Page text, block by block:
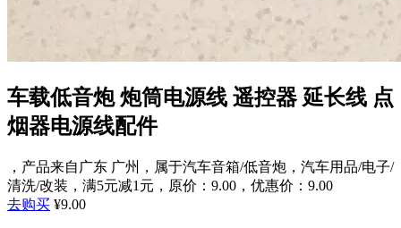
车载低音炮 炮筒电源线 遥控器 延长线 点
烟器电源线配件
，产品来自广东 广州，属于汽车音箱/低音炮，汽车用品/电子/
清洗/改装，满5元减1元，原价：9.00，优惠价：9.00
去购买 ¥9.00